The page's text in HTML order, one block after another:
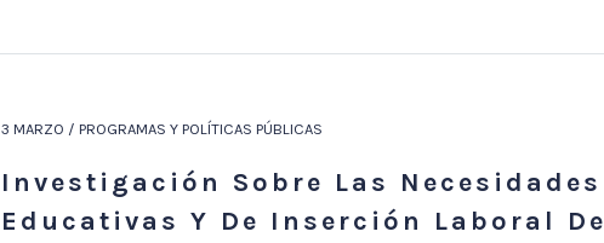
3 MARZO / PROGRAMAS Y POLÍTICAS PÚBLICAS
Investigación Sobre Las Necesidades
Educativas Y De Inserción Laboral De